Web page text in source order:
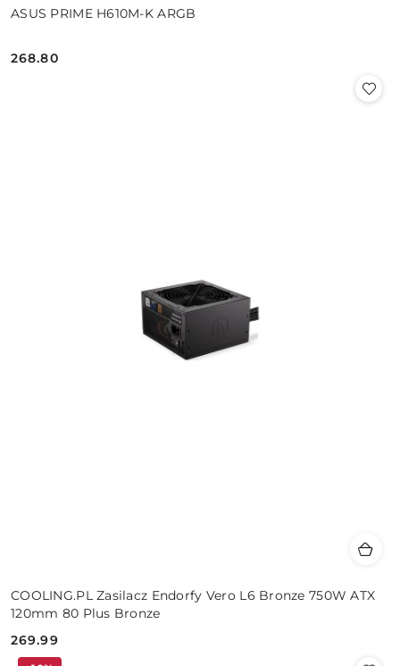
ASUS PRIME H610M-K ARGB
Cena:
268.80
COOLING.PL Zasilacz Endorfy Vero L6 Bronze 750W ATX
120mm 80 Plus Bronze
Cena:
269.99